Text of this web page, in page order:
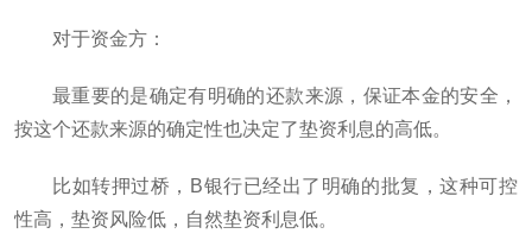
对于资金方：
最重要的是确定有明确的还款来源，保证本金的安全，
按这个还款来源的确定性也决定了垫资利息的高低。
比如转押过桥，B银行已经出了明确的批复，这种可控
性高，垫资风险低，自然垫资利息低。